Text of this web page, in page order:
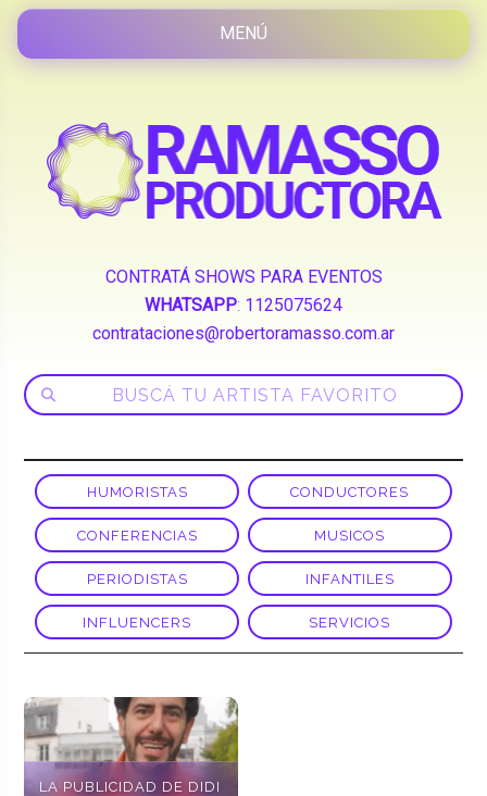
CONTRATÁ SHOWS PARA EVENTOS
WHATSAPP: 1125075624
contrataciones@robertoramasso.com.ar
HUMORISTAS CONDUCTORES
CONFERENCIAS MUSICOS
PERIODISTAS INFANTILES
INFLUENCERS SERVICIOS
LA PUBLICIDAD DE DIDI